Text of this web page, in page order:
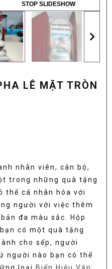
STOP SLIDESHOW
LÊ MẶT TRÒN
nhân viên, cán bộ,
trong những quà tặng
thể cá nhân hóa với
người với việc thêm
đa màu sắc. Hộp
có một quà tặng
cho sếp, người
người nào bạn có thể